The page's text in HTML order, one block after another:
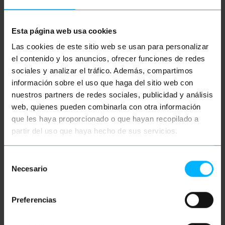
Esta página web usa cookies
Las cookies de este sitio web se usan para personalizar
el contenido y los anuncios, ofrecer funciones de redes
sociales y analizar el tráfico. Además, compartimos
información sobre el uso que haga del sitio web con
nuestros partners de redes sociales, publicidad y análisis
web, quienes pueden combinarla con otra información
que les haya proporcionado o que hayan recopilado a
partir del uso que haya hecho de sus servicios.
Necesario
Preferencias
Mehr Info
Beschreibung
Kategorie 8.1 S/FTP (Cat.8.1) RJ45-Ethernet-
Netzwerkkabel, 0,5 m, Grau, ermöglicht ultraschnelle
Datenübertragung. Speziell für professionelle
Installationen konzipiert, bei denen extreme
Leistung erforderlich ist, wie etwa Rechenzentren,
Industrieumgebungen oder Netzwerkverbindungen
mit hohen Anforderungen. Dieses Kabel besteht aus
hochwertigen Kupferleitern (CU), einer halogenfreien
verdrillten Adernpaaren (S/FTP) und gewährleistet
elektromagnetische Störungen. Unterstützt
Geschwindigkeiten von bis zu 40 Gbit/s mit einer
allen Netzwerkgeräten mit RJ45-Anschlüssen, wie
Switches, Routern, Servern, IP-Kameras und mehr.